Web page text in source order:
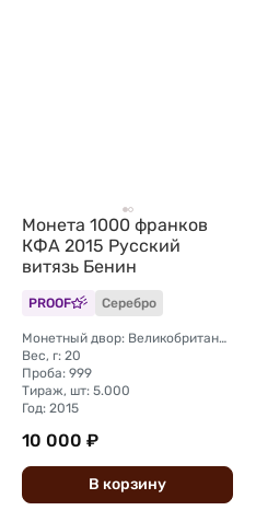
Монета 1000 франков
КФА 2015 Русский
витязь Бенин
PROOF Серебро
Монетный двор: Великобритания, Тэдворс
Вес, г: 20
Проба: 999
Тираж, шт: 5.000
Год: 2015
10 000 ₽
В корзину